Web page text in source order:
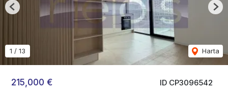
ID CP3096542
215,000 €
1 / 13 Harta
Previous